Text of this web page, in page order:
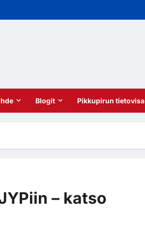
Blogit Pikkupirun tietovisa
– katso